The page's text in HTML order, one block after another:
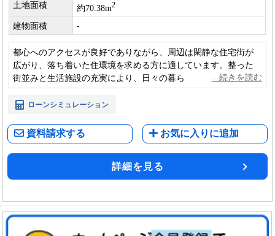
土地面積
約70.38m2
建物面積 -
都心へのアクセスが良好でありながら、周辺は閑静な住宅街が
広がり、落ち着いた住環境を求める方に適しています。整った
街並みと生活施設の充実により、日々の暮らしも快適にお過ご
しいただけます
ローンシミュレーション
資料請求する お気に入りに追加
詳細を見る